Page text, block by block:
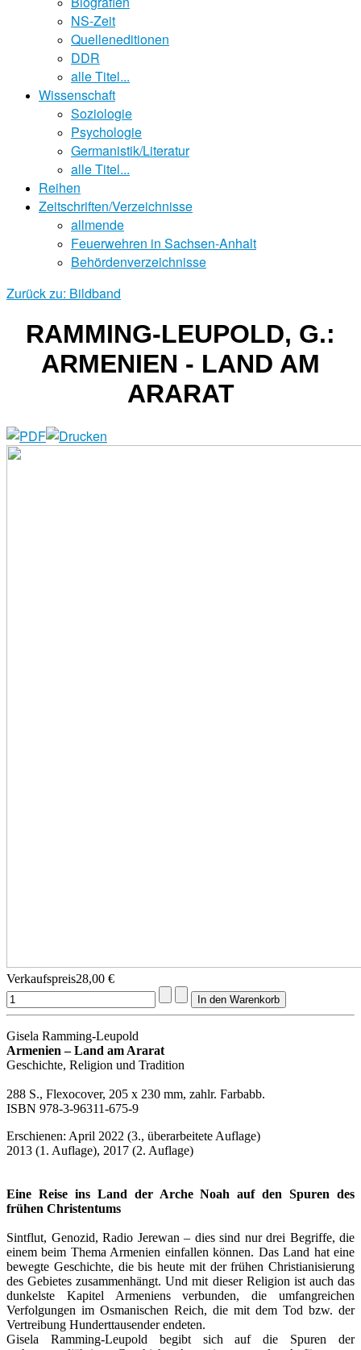
NS-Zeit
Quelleneditionen
DDR
alle Titel...
Wissenschaft
Soziologie
Psychologie
Germanistik/Literatur
alle Titel...
Reihen
Zeitschriften/Verzeichnisse
allmende
Feuerwehren in Sachsen-Anhalt
Behördenverzeichnisse
Zurück zu: Bildband
RAMMING-LEUPOLD, G.:
ARMENIEN - LAND AM
ARARAT
Verkaufspreis28,00 €
Gisela Ramming-Leupold
Armenien – Land am Ararat
Geschichte, Religion und Tradition
288 S., Flexocover, 205 x 230 mm, zahlr. Farbabb.
ISBN 978-3-96311-675-9
Erschienen: April 2022 (3., überarbeitete Auflage)
2013 (1. Auflage), 2017 (2. Auflage)
Eine Reise ins Land der Arche Noah auf den Spuren des
frühen Christentums
Sintflut, Genozid, Radio Jerewan – dies sind nur drei Begriffe, die
einem beim Thema Armenien einfallen können. Das Land hat eine
bewegte Geschichte, die bis heute mit der frühen Christianisierung
des Gebietes zusammenhängt. Und mit dieser Religion ist auch das
dunkelste Kapitel Armeniens verbunden, die umfangreichen
Verfolgungen im Osmanischen Reich, die mit dem Tod bzw. der
Vertreibung Hunderttausender endeten.
Gisela Ramming-Leupold begibt sich auf die Spuren der